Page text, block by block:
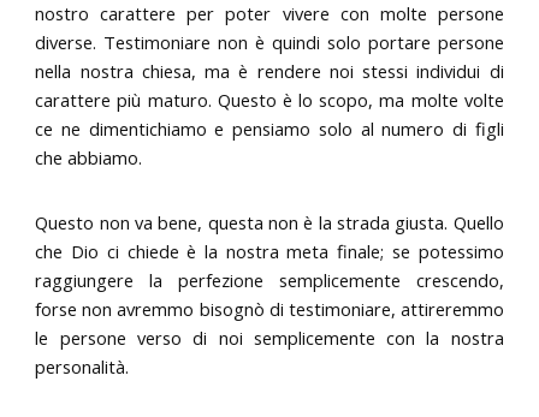
nostro carattere per poter vivere con molte persone
diverse. Testimoniare non è quindi solo portare persone
nella nostra chiesa, ma è rendere noi stessi individui di
carattere più maturo. Questo è lo scopo, ma molte volte
ce ne dimentichiamo e pensiamo solo al numero di figli
che abbiamo.
Questo non va bene, questa non è la strada giusta. Quello
che Dio ci chiede è la nostra meta finale; se potessimo
raggiungere la perfezione semplicemente crescendo,
forse non avremmo bisognò di testimoniare, attireremmo
le persone verso di noi semplicemente con la nostra
personalità.